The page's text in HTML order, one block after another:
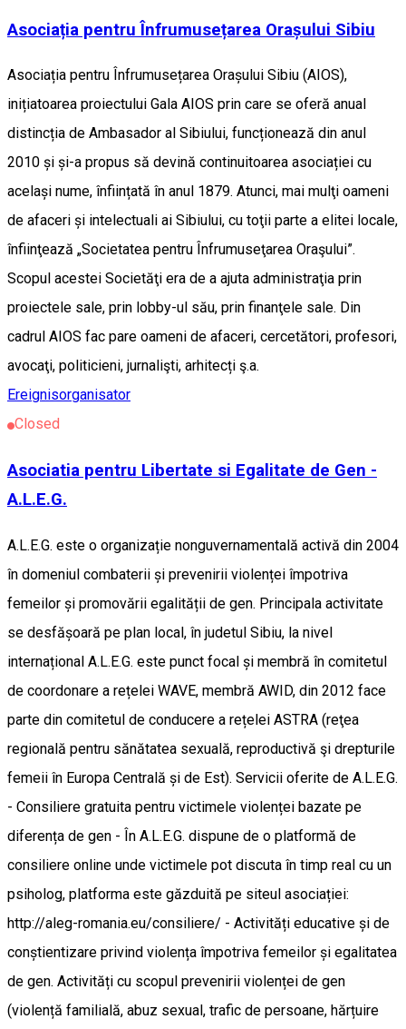
Asociația pentru Înfrumusețarea Orașului Sibiu
Asociația pentru Înfrumusețarea Orașului Sibiu (AIOS),
inițiatoarea proiectului Gala AIOS prin care se oferă anual
distincția de Ambasador al Sibiului, funcționează din anul
2010 și și-a propus să devină continuitoarea asociației cu
același nume, înființată în anul 1879. Atunci, mai mulţi oameni
de afaceri și intelectuali ai Sibiului, cu toţii parte a elitei locale,
înfiinţează „Societatea pentru Înfrumuseţarea Oraşului”.
Scopul acestei Societăţi era de a ajuta administraţia prin
proiectele sale, prin lobby-ul său, prin finanţele sale. Din
cadrul AIOS fac pare oameni de afaceri, cercetători, profesori,
avocaţi, politicieni, jurnalişti, arhitecți ş.a.
Ereignisorganisator
Closed
Asociatia pentru Libertate si Egalitate de Gen -
A.L.E.G.
A.L.E.G. este o organizație nonguvernamentală activă din 2004
în domeniul combaterii și prevenirii violenței împotriva
femeilor și promovării egalității de gen. Principala activitate
se desfășoară pe plan local, în judetul Sibiu, la nivel
internațional A.L.E.G. este punct focal și membră în comitetul
de coordonare a rețelei WAVE, membră AWID, din 2012 face
parte din comitetul de conducere a rețelei ASTRA (reţea
regională pentru sănătatea sexuală, reproductivă şi drepturile
femeii în Europa Centrală și de Est). Servicii oferite de A.L.E.G.
- Consiliere gratuita pentru victimele violenței bazate pe
diferența de gen - În A.L.E.G. dispune de o platformă de
consiliere online unde victimele pot discuta în timp real cu un
psiholog, platforma este găzduită pe siteul asociației:
http://aleg-romania.eu/consiliere/ - Activități educative și de
conștientizare privind violența împotriva femeilor și egalitatea
de gen. Activități cu scopul prevenirii violenței de gen
(violență familială, abuz sexual, trafic de persoane, hărțuire